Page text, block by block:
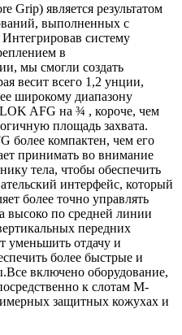
является результатом
выполненных с
систему
в
мы смогли создать
весит всего 1,2 унции,
широкому диапазону
AFG на ¾ , короче, чем
площадь захвата.
более компактен, чем его
принимать во внимание
тела, чтобы обеспечить
интерфейс, который
более точно управлять
высоко по средней линии
передних
уменьшить отдачу и
более быстрые и
включено оборудование,
к слотам M-
защитных кожухах и